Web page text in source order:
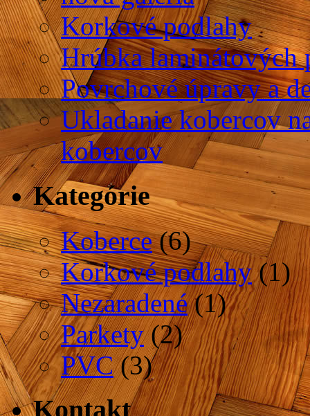
Korkové podlahy
Hrúbka laminátových
Povrchové úpravy a
Ukladanie kobercov
kobercov
Kategórie
Koberce(6)
Korkové podlahy(1)
Nezaradené(1)
Parkety(2)
PVC(3)
Kontakt